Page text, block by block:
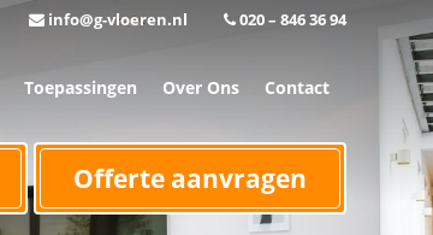
info@g-vloeren.nl 020 – 846 36 94
Toepassingen Over Ons Contact
Offerte aanvragen